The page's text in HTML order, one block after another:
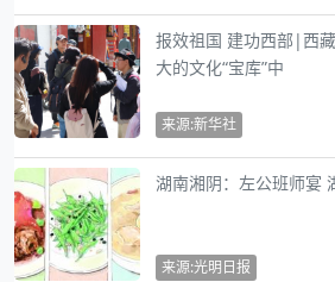
报效祖国 建功西部|西
大的文化“宝库”中
来源:新华社
湖南湘阴：左公班师宴
来源:光明日报